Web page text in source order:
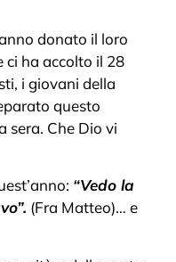
donato il loro
ci ha accolto il 28
i giovani della
questo
sera. Che Dio vi
“Vedo la
(Fra Matteo)… e